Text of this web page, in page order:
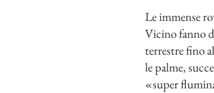
Le immense
Vicino fanno
terrestre fino
le palme,
«super